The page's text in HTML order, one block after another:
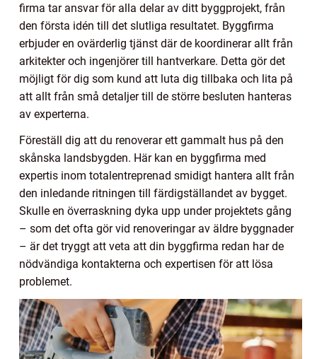
firma tar ansvar för alla delar av ditt byggprojekt, från
den första idén till det slutliga resultatet. Byggfirma
erbjuder en ovärderlig tjänst där de koordinerar allt från
arkitekter och ingenjörer till hantverkare. Detta gör det
möjligt för dig som kund att luta dig tillbaka och lita på
att allt från små detaljer till de större besluten hanteras
av experterna.
Föreställ dig att du renoverar ett gammalt hus på den
skånska landsbygden. Här kan en byggfirma med
expertis inom totalentreprenad smidigt hantera allt från
den inledande ritningen till färdigställandet av bygget.
Skulle en överraskning dyka upp under projektets gång
– som det ofta gör vid renoveringar av äldre byggnader
– är det tryggt att veta att din byggfirma redan har de
nödvändiga kontakterna och expertisen för att lösa
problemet.